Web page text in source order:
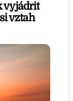
vyjádřit
vztah